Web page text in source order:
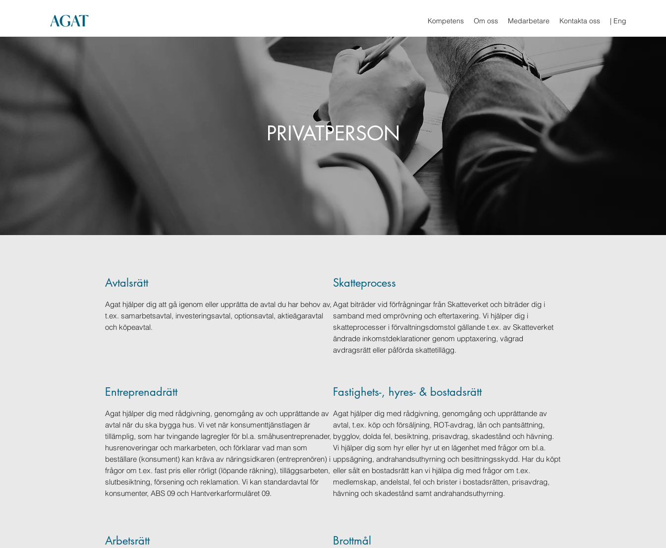
Kompetens Om oss Medarbetare Kontakta oss | Eng
PRIVATPERSON
Avtalsrätt
Agat hjälper dig att gå igenom eller upprätta de avtal du har behov av,
t.ex. samarbetsavtal, investeringsavtal, optionsavtal, aktieägaravtal
och köpeavtal.
Skatteprocess
Agat biträder vid förfrågningar från Skatteverket och biträder dig i
samband med omprövning och eftertaxering. Vi hjälper dig i
skatteprocesser i förvaltningsdomstol gällande t.ex. av Skatteverket
ändrade inkomstdeklarationer genom upptaxering, vägrad
avdragsrätt eller påförda skattetillägg.
Entreprenadrätt
Agat hjälper dig med rådgivning, genomgång av och upprättande av
avtal när du ska bygga hus. Vi vet när konsumenttjänstlagen är
tillämplig, som har tvingande lagregler för bl.a. småhusentreprenader,
husrenoveringar och markarbeten, och förklarar vad man som
beställare (konsument) kan kräva av näringsidkaren (entreprenören) i
frågor om t.ex. fast pris eller rörligt (löpande räkning), tilläggsarbeten,
slutbesiktning, försening och reklamation. Vi kan standardavtal för
konsumenter, ABS 09 och Hantverkarformuläret 09.
Fastighets-, hyres- & bostadsrätt
Agat hjälper dig med rådgivning, genomgång och upprättande av
avtal, t.ex. köp och försäljning, ROT-avdrag, lån och pantsättning,
bygglov, dolda fel, besiktning, prisavdrag, skadestånd och hävning.
Vi hjälper dig som hyr eller hyr ut en lägenhet med frågor om bl.a.
uppsägning, andrahandsuthyrning och besittningsskydd. Har du köpt
eller sålt en bostadsrätt kan vi hjälpa dig med frågor om t.ex.
medlemskap, andelstal, fel och brister i bostadsrätten, prisavdrag,
hävning och skadestånd samt andrahandsuthyrning.
Arbetsrätt Brottmål